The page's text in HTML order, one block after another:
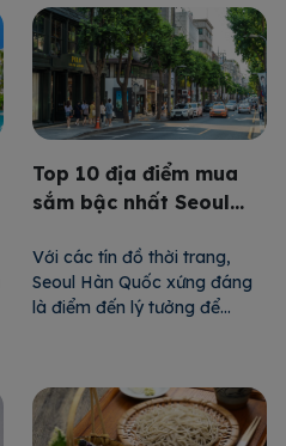
Top 10 địa điểm mua
sắm bậc nhất Seoul
trang
Với các tín đồ thời trang,
Seoul Hàn Quốc xứng đáng
là điểm đến lý tưởng để
Bạn có thể ghé qua Garosu-
gil chiêm ngưỡng hàng loạt
siêu phẩm đến từ các thương